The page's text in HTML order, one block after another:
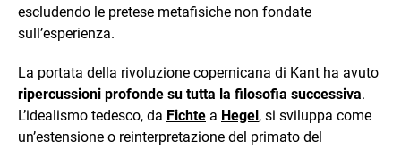
escludendo le pretese metafisiche non fondate
sull’esperienza.
La portata della rivoluzione copernicana di Kant ha avuto
ripercussioni profonde su tutta la filosofia successiva.
L’idealismo tedesco, da Fichte a Hegel, si sviluppa come
un’estensione o reinterpretazione del primato del